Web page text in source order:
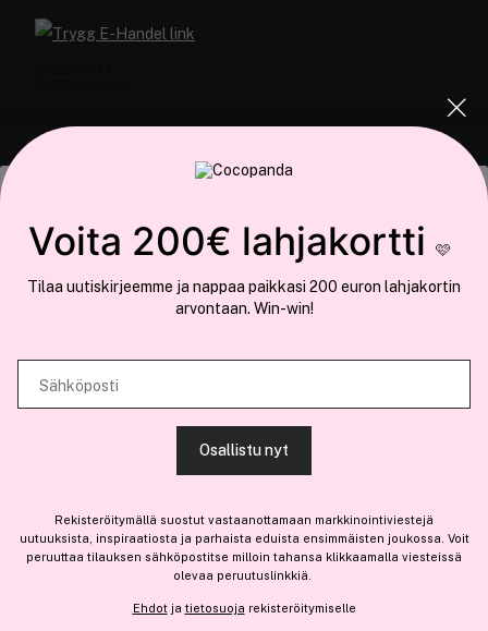
Tämä sivusto käyttää evästeitä
Käytämme evästeitä tarjoamamme sisällön ja mainosten
räätälöimiseen, sosiaalisen median ominaisuuksien tukemiseen ja
käytät sivustoamme. Kumppanimme voivat yhdistää näitä tietoja muihin
Meistä
Jos haluat henkilökohtaista neuvoa ammattitason hiustuotteista,
Voita 200€ lahjakortti 🩷
Tilaa uutiskirjeemme ja nappaa paikkasi 200 euron lahjakortin
arvontaan. Win-win!
Sähköposti
Osallistu nyt
Rekisteröitymällä suostut vastaanottamaan markkinointiviestejä
uutuuksista, inspiraatiosta ja parhaista eduista ensimmäisten joukossa. Voit
peruuttaa tilauksen sähköpostitse milloin tahansa klikkaamalla viesteissä
olevaa peruutuslinkkiä.
Ehdotja tietosuoja rekisteröitymiselle